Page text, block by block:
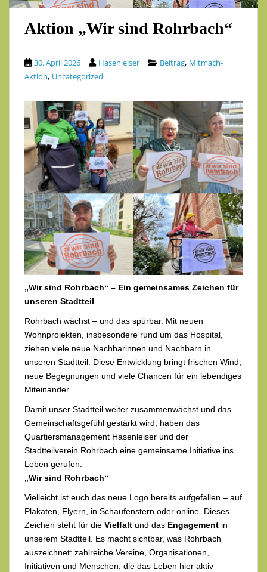
Aktion „Wir sind Rohrbach“
30. April 2026 Hasenleiser Beitrag, Mitmach-
Aktion, Uncategorized
„Wir sind Rohrbach“ – Ein gemeinsames Zeichen für
unseren Stadtteil
Rohrbach wächst – und das spürbar. Mit neuen
Wohnprojekten, insbesondere rund um das Hospital,
ziehen viele neue Nachbarinnen und Nachbarn in
unseren Stadtteil. Diese Entwicklung bringt frischen Wind,
neue Begegnungen und viele Chancen für ein lebendiges
Miteinander.
Damit unser Stadtteil weiter zusammenwächst und das
Gemeinschaftsgefühl gestärkt wird, haben das
Quartiersmanagement Hasenleiser und der
Stadtteilverein Rohrbach eine gemeinsame Initiative ins
Leben gerufen:
„Wir sind Rohrbach“
Vielleicht ist euch das neue Logo bereits aufgefallen – auf
Plakaten, Flyern, in Schaufenstern oder online. Dieses
Zeichen steht für die Vielfalt und das Engagement in
unserem Stadtteil. Es macht sichtbar, was Rohrbach
auszeichnet: zahlreiche Vereine, Organisationen,
Initiativen und Menschen, die das Leben hier aktiv